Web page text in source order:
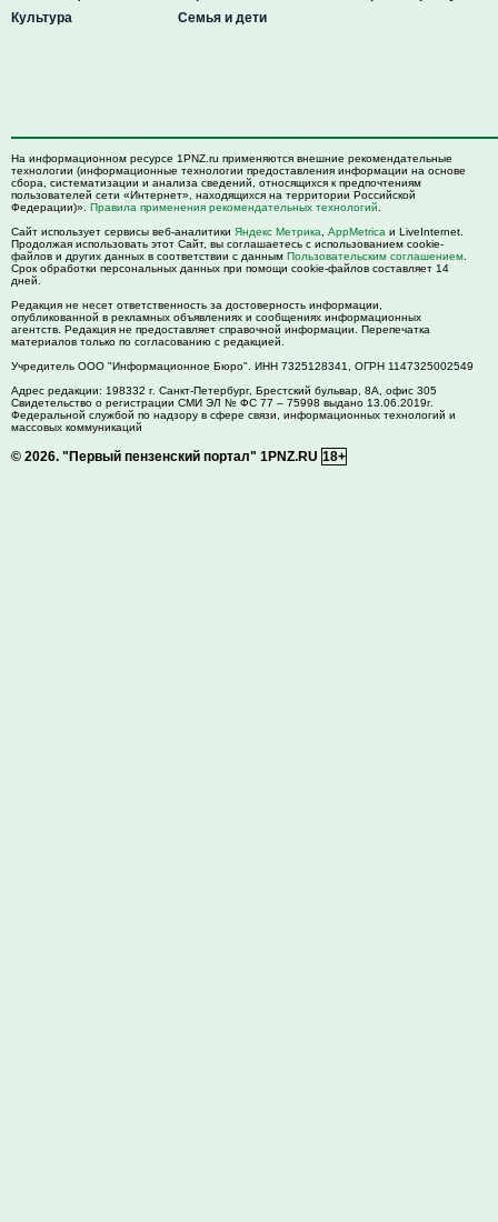
Культура
Семья и дети
На информационном ресурсе 1PNZ.ru применяются внешние рекомендательные
технологии (информационные технологии предоставления информации на основе
сбора, систематизации и анализа сведений, относящихся к предпочтениям
пользователей сети «Интернет», находящихся на территории Российской
Федерации)». Правила применения рекомендательных технологий
Сайт использует сервисы веб-аналитики Яндекс Метрика AppMetrica и LiveInternet.
Продолжая использовать этот Сайт, вы соглашаетесь с использованием cookie-
файлов и других данных в соответствии с данным Пользовательским соглашением
Срок обработки персональных данных при помощи cookie-файлов составляет 14
дней.
Редакция не несет ответственность за достоверность информации,
опубликованной в рекламных объявлениях и сообщениях информационных
агентств. Редакция не предоставляет справочной информации. Перепечатка
материалов только по согласованию с редакцией.
Учредитель ООО "Информационное Бюро". ИНН 7325128341, ОГРН 1147325002549
Адрес редакции: 198332 г. Санкт-Петербург, Брестский бульвар, 8А, офис 305
Свидетельство о регистрации СМИ ЭЛ № ФС 77 – 75998 выдано 13.06.2019г.
Федеральной службой по надзору в сфере связи, информационных технологий и
массовых коммуникаций
© 2026. "Первый пензенский портал" 1PNZ.RU 18+